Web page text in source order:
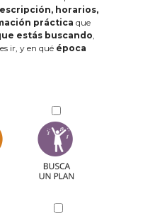
horarios,
práctica que
estás buscando,
ir, y en qué época